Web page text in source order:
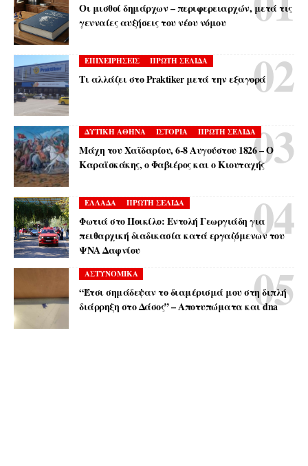
Οι μισθοί δημάρχων – περιφερειαρχών, μετά τις
γενναίες αυξήσεις του νέου νόμου
ΕΠΙΧΕΙΡΗΣΕΙΣ ΠΡΩΤΗ ΣΕΛΙΔΑ
Τι αλλάζει στο Praktiker μετά την εξαγορά
ΔΥΤΙΚΗ ΑΘΗΝΑ ΙΣΤΟΡΙΑ ΠΡΩΤΗ ΣΕΛΙΔΑ
Μάχη του Χαϊδαρίου, 6-8 Αυγούστου 1826 – Ο
Καραϊσκάκης, ο Φαβιέρος και ο Κιουταχής
ΕΛΛΑΔΑ ΠΡΩΤΗ ΣΕΛΙΔΑ
Φωτιά στο Ποικίλο: Εντολή Γεωργιάδη για
πειθαρχική διαδικασία κατά εργαζόμενων του
ΨΝΑ Δαφνίου
ΑΣΤΥΝΟΜΙΚΑ
“Έτσι σημάδεψαν το διαμέρισμά μου στη διπλή
διάρρηξη στο Δάσος” – Αποτυπώματα και dna